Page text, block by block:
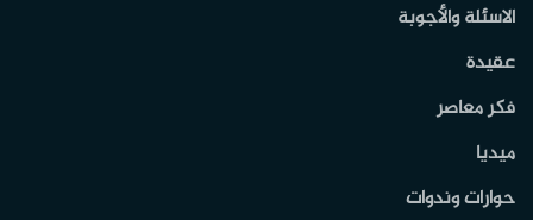
الاسئلة والأجوبة
عقيدة
فكر معاصر
ميديا
حوارات وندوات